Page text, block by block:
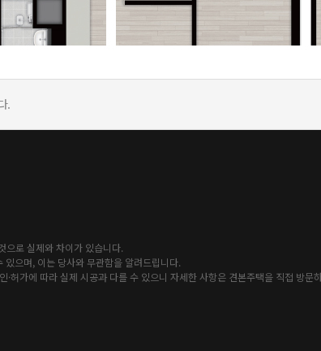
.
으로 실제와 차이가 있습니다.
으며, 이는 당사와 무관함을 알려드립니다.
가에 따라 실제 시공과 다를 수 있으니 자세한 사항은 견본주택을 직접 방문